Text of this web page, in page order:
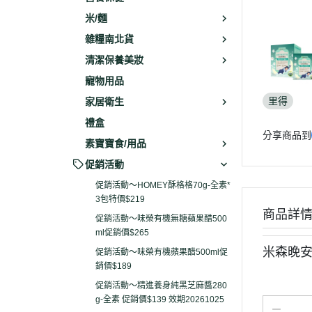
米/麵
雜糧南北貨
清潔保養美妝
寵物用品
家居衛生
禮盒
素寶寶食/用品
促銷活動
促銷活動～HOMEY酥格格70g-全素*
3包特價$219
促銷活動～味榮有機無糖蘋果醋500
ml促銷價$265
促銷活動～味榮有機蘋果醋500ml促
銷價$189
促銷活動～精進養身純黑芝麻醬280
g-全素 促銷價$139 效期20261025
里得
分享商品到
商品詳情
米森晚